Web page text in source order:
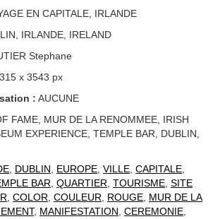
EN CAPITALE, IRLANDE
IRLANDE, IRELAND
Stephane
x 3543 px
: AUCUNE
FAME, MUR DE LA RENOMMEE, IRISH
EXPERIENCE, TEMPLE BAR, DUBLIN,
, DUBLIN, EUROPE, VILLE, CAPITALE,
BAR, QUARTIER, TOURISME, SITE
, COLOR, COULEUR, ROUGE, MUR DE LA
, MANIFESTATION, CEREMONIE,